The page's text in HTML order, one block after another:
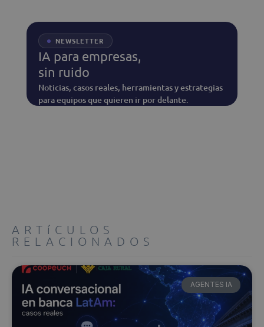
NEWSLETTER
IA para empresas,
sin ruido
Noticias, casos reales, herramientas y estrategias
para equipos que quieren ir por delante.
ARTíCULOS
RELACIONADOS
AGENTES IA